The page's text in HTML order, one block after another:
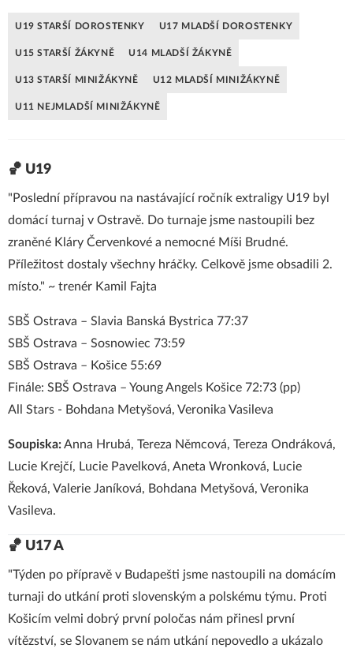
U19 STARŠÍ DOROSTENKY U17 MLADŠÍ DOROSTENKY
U15 STARŠÍ ŽÁKYNĚ U14 MLADŠÍ ŽÁKYNĚ
U13 STARŠÍ MINIŽÁKYNĚ U12 MLADŠÍ MINIŽÁKYNĚ
U11 NEJMLADŠÍ MINIŽÁKYNĚ
🏀 U19
"Poslední přípravou na nastávající ročník extraligy U19 byl
domácí turnaj v Ostravě. Do turnaje jsme nastoupili bez
zraněné Kláry Červenkové a nemocné Míši Brudné.
Příležitost dostaly všechny hráčky. Celkově jsme obsadili 2.
místo." ~ trenér Kamil Fajta
SBŠ Ostrava – Slavia Banská Bystrica 77:37
SBŠ Ostrava – Sosnowiec 73:59
SBŠ Ostrava – Košice 55:69
Finále: SBŠ Ostrava – Young Angels Košice 72:73 (pp)
All Stars - Bohdana Metyšová, Veronika Vasileva
Soupiska:Anna Hrubá, Tereza Němcová, Tereza Ondráková,
Lucie Krejčí, Lucie Pavelková, Aneta Wronková, Lucie
Řeková, Valerie Janíková, Bohdana Metyšová, Veronika
Vasileva.
🏀 U17 A
"Týden po přípravě v Budapešti jsme nastoupili na domácím
turnaji do utkání proti slovenským a polskému týmu. Proti
Košicím velmi dobrý první poločas nám přinesl první
vítězství, se Slovanem se nám utkání nepovedlo a ukázalo